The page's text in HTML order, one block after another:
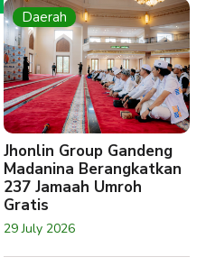
Daerah
Jhonlin Group Gandeng
Madanina Berangkatkan
237 Jamaah Umroh
Gratis
29 July 2026